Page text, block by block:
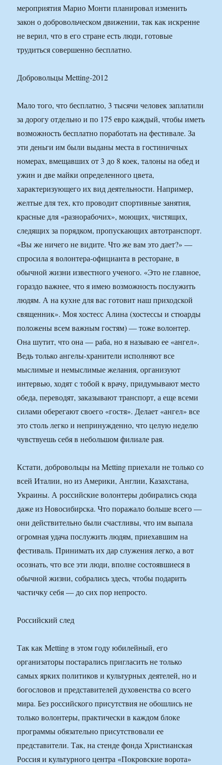
мероприятия Марио Монти планировал изменить
закон о добровольческом движении, так как искренне
не верил, что в его стране есть люди, готовые
трудиться совершенно бесплатно.
Добровольцы Metting-2012
Мало того, что бесплатно, 3 тысячи человек заплатили
за дорогу отдельно и по 175 евро каждый, чтобы иметь
возможность бесплатно поработать на фестивале. За
эти деньги им были выданы места в гостиничных
номерах, вмещавших от 3 до 8 коек, талоны на обед и
ужин и две майки определенного цвета,
характеризующего их вид деятельности. Например,
желтые для тех, кто проводит спортивные занятия,
красные для «разнорабочих», моющих, чистящих,
следящих за порядком, пропускающих автотранспорт.
«Вы же ничего не видите. Что же вам это дает?» —
спросила я волонтера-официанта в ресторане, в
обычной жизни известного ученого. «Это не главное,
гораздо важнее, что я имею возможность послужить
людям. А на кухне для вас готовит наш приходской
священник». Моя хостесс Алина (хостессы и стюарды
положены всем важным гостям) — тоже волонтер.
Она шутит, что она — раба, но я называю ее «ангел».
Ведь только ангелы-хранители исполняют все
мыслимые и немыслимые желания, организуют
интервью, ходят с тобой к врачу, придумывают место
обеда, переводят, заказывают транспорт, а еще всеми
силами оберегают своего «гостя». Делает «ангел» все
это столь легко и непринужденно, что целую неделю
чувствуешь себя в небольшом филиале рая.
Кстати, добровольцы на Metting приехали не только со
всей Италии, но из Америки, Англии, Казахстана,
Украины. А российские волонтеры добирались сюда
даже из Новосибирска. Что поражало больше всего —
они действительно были счастливы, что им выпала
огромная удача послужить людям, приехавшим на
фестиваль. Принимать их дар служения легко, а вот
осознать, что все эти люди, вполне состоявшиеся в
обычной жизни, собрались здесь, чтобы подарить
частичку себя — до сих пор непросто.
Российский след
Так как Metting в этом году юбилейный, его
организаторы постарались пригласить не только
самых ярких политиков и культурных деятелей, но и
богословов и представителей духовенства со всего
мира. Без российского присутствия не обошлись не
только волонтеры, практически в каждом блоке
программы обязательно присутствовали ее
представители. Так, на стенде фонда Христианская
Россия и культурного центра «Покровские ворота»